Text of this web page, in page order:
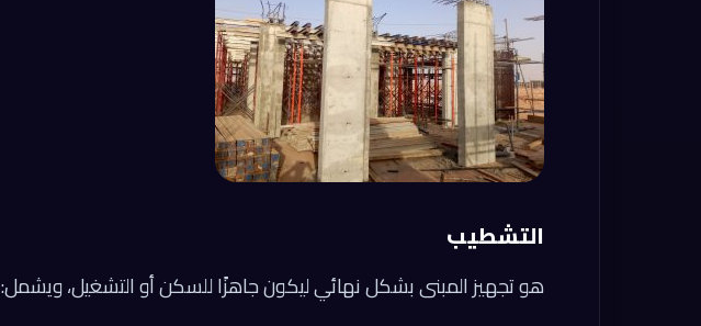
التشطيب
هو تجهيز المبنى بشكل نهائي ليكون جاهزًا للسكن أو التشغيل، ويشمل: